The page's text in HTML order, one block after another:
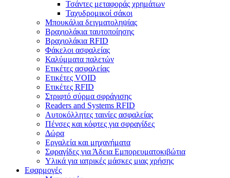
Τσάντες μεταφοράς χρημάτων
Ταχυδρομικοί σάκοι
Μπουκάλια δειγματοληψίας
Βραχιολάκια ταυτοποίησης
Βραχιολάκια RFID
Φάκελοι ασφαλείας
Καλύμματα παλετών
Ετικέτες ασφαλείας
Ετικέτες VOID
Ετικέτες RFID
Στριφτό σύρμα σφράγισης
Readers and Systems RFID
Αυτοκόλλητες ταινίες ασφαλείας
Πένσες και κόφτες για σφραγίδες
Δώρα
Εργαλεία και μηχανήματα
Σφραγίδες για Άδεια Εμπορευματοκιβώτια
Υλικά για ιατρικές μάσκες μιας χρήσης
Εφαρμογές